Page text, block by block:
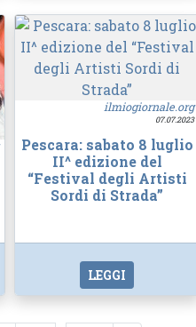
ilmiogiornale.org
07.07.2023
Pescara: sabato 8 luglio
II^ edizione del
“Festival degli Artisti
Sordi di Strada”
LEGGI